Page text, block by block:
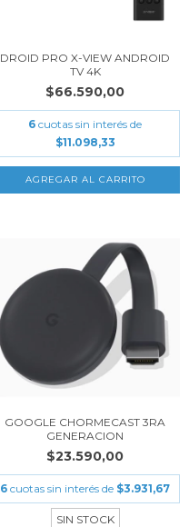
DROID PRO X-VIEW ANDROID
TV 4K
$66.590,00
6 cuotas sin interés de
$11.098,33
GOOGLE CHORMECAST 3RA
GENERACION
$23.590,00
6 cuotas sin interés de $3.931,67
SIN STOCK